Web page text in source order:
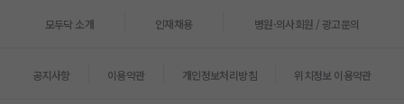
모두닥 소개 인재채용 병원·의사회원 / 광고문의
공지사항 이용약관 개인정보처리방침 위치정보 이용약관